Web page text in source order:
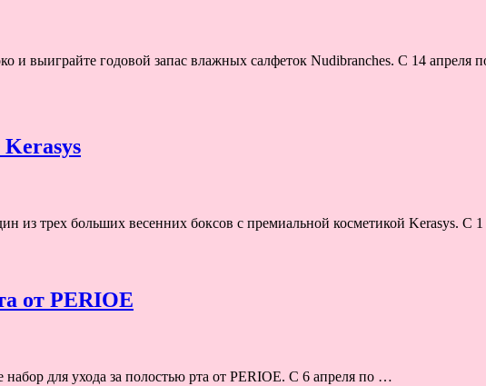
и выиграйте годовой запас влажных салфеток Nudibranches. С 14 апреля
из трех больших весенних боксов с премиальной косметикой Kerasys. С
от PERIOE
для ухода за полостью рта от PERIOE. С 6 апреля по …